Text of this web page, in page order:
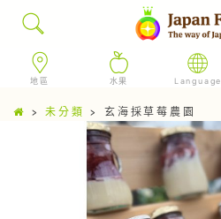
地區 水果 Language
>未分類 > 玄海採草莓農園